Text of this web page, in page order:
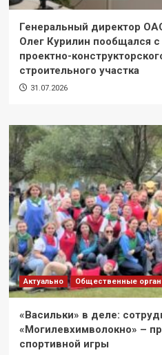
Генеральный директор
Олег Курилин пообщался с
проектно-
строительного участка
31.07.2026
Актуально Общественные
«Васильки» в деле:
«Могилевхимволокно» –
спортивной игры